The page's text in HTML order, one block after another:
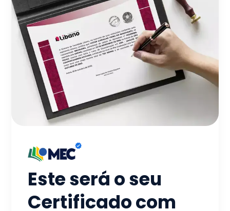
Este será o seu
Certificado com